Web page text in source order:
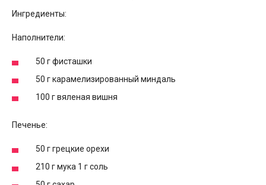
Ингредиенты:
Наполнители:
50 г фисташки
50 г карамелизированный миндаль
100 г вяленая вишня
Печенье:
50 г грецкие орехи
210 г мука 1 г соль